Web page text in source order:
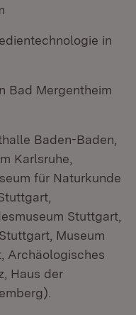
in
Bad Mergentheim
Baden-Baden,
Karlsruhe,
für Naturkunde
Stuttgart,
Museum
Archäologisches
Haus der